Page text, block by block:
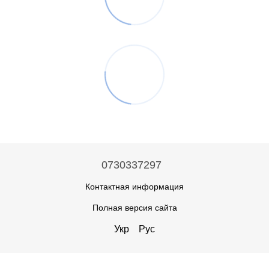
0730337297
Контактная информация
Полная версия сайта
Укр Рус